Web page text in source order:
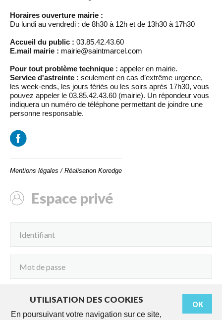
Horaires ouverture mairie :
Du lundi au vendredi : de 8h30 à 12h et de 13h30 à 17h30
Accueil du public : 03.85.42.43.60
E.mail mairie : mairie@saintmarcel.com
Pour tout problème technique : appeler en mairie.
Service d'astreinte : seulement en cas d’extrême urgence,
les week-ends, les jours fériés ou les soirs après 17h30, vous
pouvez appeler le 03.85.42.43.60 (mairie). Un répondeur vous
indiquera un numéro de téléphone permettant de joindre une
personne responsable.
Mentions légales / Réalisation Koredge
Espace privé
OK
UTILISATION DES COOKIES
En poursuivant votre navigation sur ce site,